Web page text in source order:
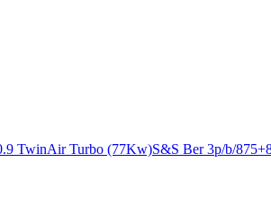
TwinAir Turbo (77Kw)S&S Ber 3p/b/875+